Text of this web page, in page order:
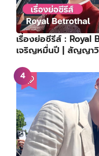
เรื่องย่อซีรีส์ : Royal
เจริญหมื่นปี | สัญญาวิ